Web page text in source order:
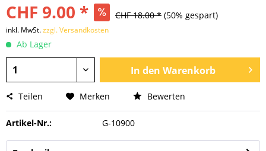
CHF 9.00 * CHF 18.00 * (50% gespart)
inkl. MwSt.zzgl. Versandkosten
Ab Lager
In den Warenkorb
Teilen Merken Bewerten
Artikel-Nr.: G-10900